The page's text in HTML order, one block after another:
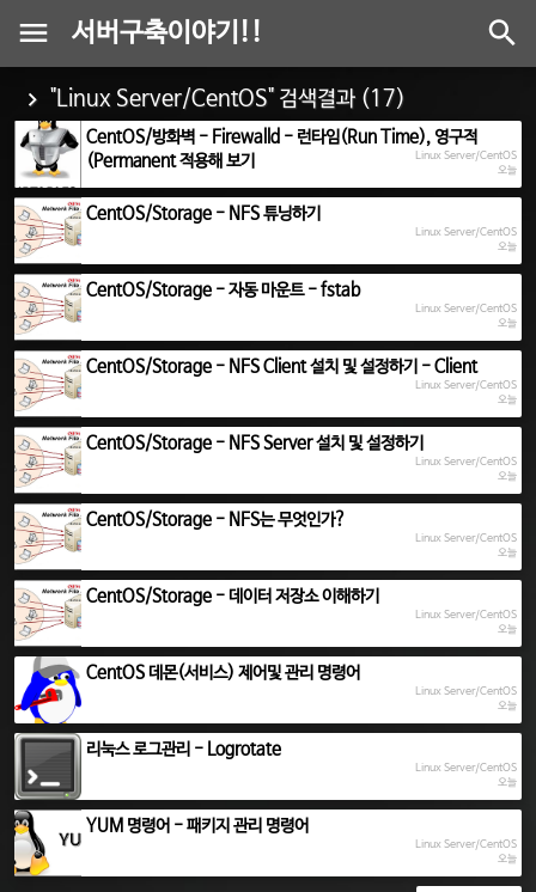
서버구축이야기!!
"Linux Server/CentOS" 검색결과 (17)
CentOS/방화벽 - Firewalld - 런타임(Run Time), 영구적
(Permanent 적용해 보기
Linux Server/CentOS
오늘
CentOS/Storage - NFS 튜닝하기
Linux Server/CentOS
오늘
CentOS/Storage - 자동 마운트 - fstab
Linux Server/CentOS
오늘
CentOS/Storage - NFS Client 설치 및 설정하기 - Client
Linux Server/CentOS
오늘
CentOS/Storage - NFS Server 설치 및 설정하기
Linux Server/CentOS
오늘
CentOS/Storage - NFS는 무엇인가?
Linux Server/CentOS
오늘
CentOS/Storage - 데이터 저장소 이해하기
Linux Server/CentOS
오늘
CentOS 데몬(서비스) 제어및 관리 명령어
Linux Server/CentOS
오늘
리눅스 로그관리 - Logrotate
Linux Server/CentOS
오늘
YUM 명령어 - 패키지 관리 명령어
Linux Server/CentOS
오늘